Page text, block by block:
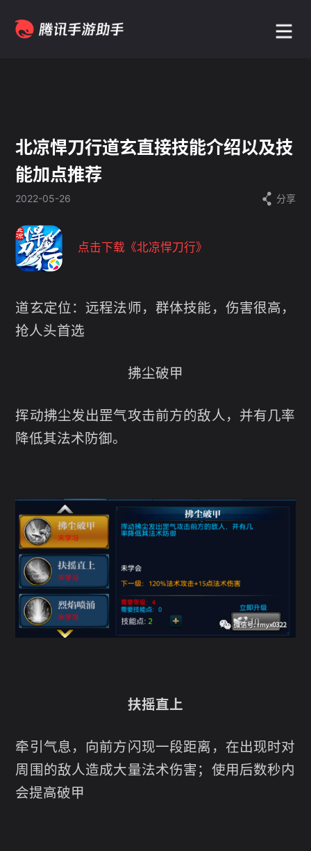
北凉悍刀行道玄直接技能介绍以及技
能加点推荐
2022-05-26 分享
点击下载 《北凉悍刀行》
道玄定位：远程法师，群体技能，伤害很高，
抢人头首选
拂尘破甲
挥动拂尘发出罡气攻击前方的敌人，并有几率
降低其法术防御。
扶摇直上
牵引气息，向前方闪现一段距离，在出现时对
周围的敌人造成大量法术伤害；使用后数秒内
会提高破甲